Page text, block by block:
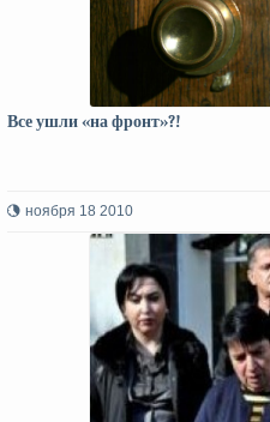
Все ушли «на фронт»?!
ноября 18 2010